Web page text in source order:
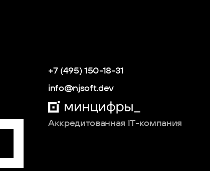
+7 (495) 150-18-31
info@njsoft.dev
Аккредитованная IT-компания